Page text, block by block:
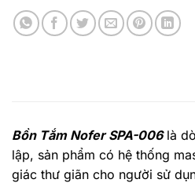
Bồn Tắm Nofer SPA-006 là
lập, sản phẩm có hệ thống
giác thư giãn cho người sử